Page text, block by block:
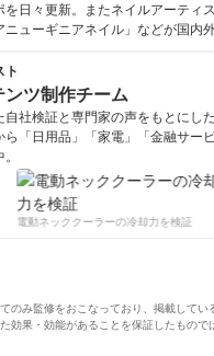
を日々更新。またネイルアーティ
ニューギニアネイル」などが国
業。ネイリスト技能検定1級。ネイ
Ponoponoのプロフィール
ト
ンツ制作チーム
自社検証と専門家の声をもとにし
ら「日用品」「家電」「金融サー
ンツ制作チームのプロフィール
電動ネッククーラーの冷却力を検証
のみ監修をおこなっており、掲載してい
効果・効能があることを保証したもの